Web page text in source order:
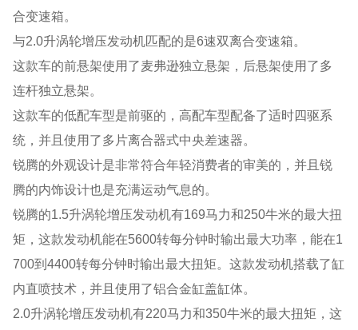
合变速箱。
与2.0升涡轮增压发动机匹配的是6速双离合变速箱。
这款车的前悬架使用了麦弗逊独立悬架，后悬架使用了多
连杆独立悬架。
这款车的低配车型是前驱的，高配车型配备了适时四驱系
统，并且使用了多片离合器式中央差速器。
锐腾的外观设计是非常符合年轻消费者的审美的，并且锐
腾的内饰设计也是充满运动气息的。
锐腾的1.5升涡轮增压发动机有169马力和250牛米的最大扭
矩，这款发动机能在5600转每分钟时输出最大功率，能在1
700到4400转每分钟时输出最大扭矩。这款发动机搭载了缸
内直喷技术，并且使用了铝合金缸盖缸体。
2.0升涡轮增压发动机有220马力和350牛米的最大扭矩，这